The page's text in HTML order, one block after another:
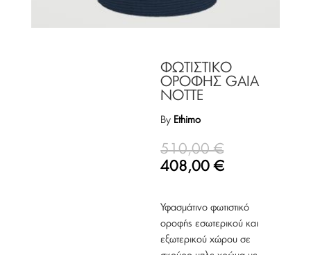
ΦΩΤΙΣΤΙΚΟ
ΟΡΟΦΗΣ GAIA
NOTTE
By Ethimo
510,00€
408,00€
Υφασμάτινο φωτιστικό
οροφής εσωτερικού και
εξωτερικού χώρου σε